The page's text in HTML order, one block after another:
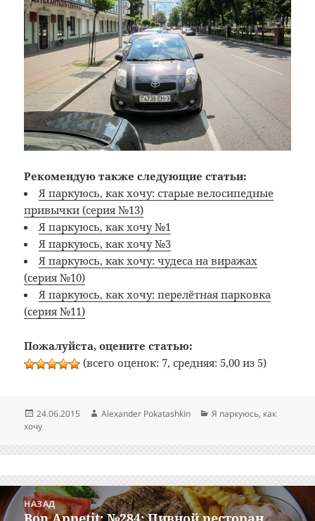
Рекомендую также следующие статьи:
Я паркуюсь, как хочу: старые велосипедные
привычки (серия №13)
Я паркуюсь, как хочу №1
Я паркуюсь, как хочу №3
Я паркуюсь, как хочу: чудеса на виражах
(серия №10)
Я паркуюсь, как хочу: перелётная парковка
(серия №11)
Пожалуйста, оцените статью:
(всего оценок: 7, средняя: 5,00 из 5)
Опубликовано
24.06.2015 Автор
Alexander Pokatashkin Рубрики
Я паркуюсь, как
хочу
Навигация
по
НАЗАД